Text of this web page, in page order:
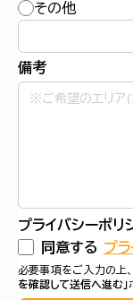
その他
備考
プライバシーポリ
同意する プ
必要事項をご入力の上
を確認して送信へ進む」